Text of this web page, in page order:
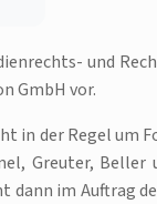
und
GmbH vor.
in der Regel um
Greuter,
im Auftrag